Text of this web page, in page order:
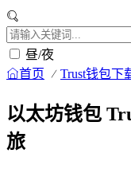
昼/夜
首页 Trust钱包下
以太坊钱包
旅